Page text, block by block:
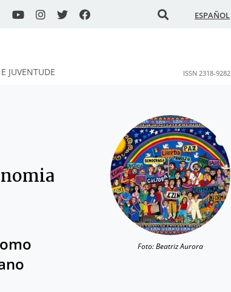
ESPAÑOL
JUVENTUDE ISSN 2318-9282
Foto: Beatriz Aurora